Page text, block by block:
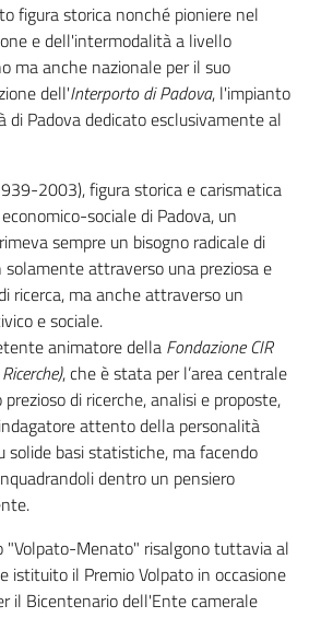
figura storica nonché pioniere nel
e dell'intermodalità a livello
ma anche nazionale per il suo
dell'Interporto di Padova, l'impianto
di Padova dedicato esclusivamente al
2003), figura storica e carismatica
sociale di Padova, un
sempre un bisogno radicale di
attraverso una preziosa e
ricerca, ma anche attraverso un
e sociale.
animatore della Fondazione CIR
, che è stata per l’area centrale
di ricerche, analisi e proposte,
attento della personalità
solide basi statistiche, ma facendo
dentro un pensiero
"Volpato-Menato" risalgono tuttavia al
istituito il Premio Volpato in occasione
il Bicentenario dell'Ente camerale